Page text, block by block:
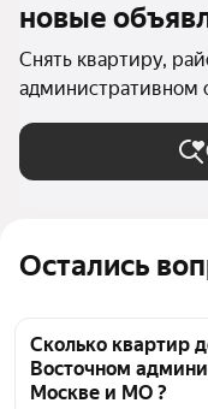
Остались
Сколько квартир
Восточном
Москве и МО ?
новые
Снять квартиру,
административном